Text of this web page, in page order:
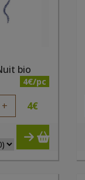
bio
4€/pc
+ 4€